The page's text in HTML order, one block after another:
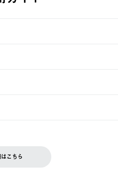
こちら